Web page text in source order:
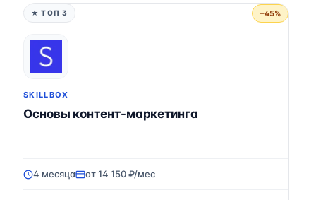
★ ТОП 3 −45%
SKILLBOX
Основы контент-маркетинга
4 месяца от 14 150 ₽/мес